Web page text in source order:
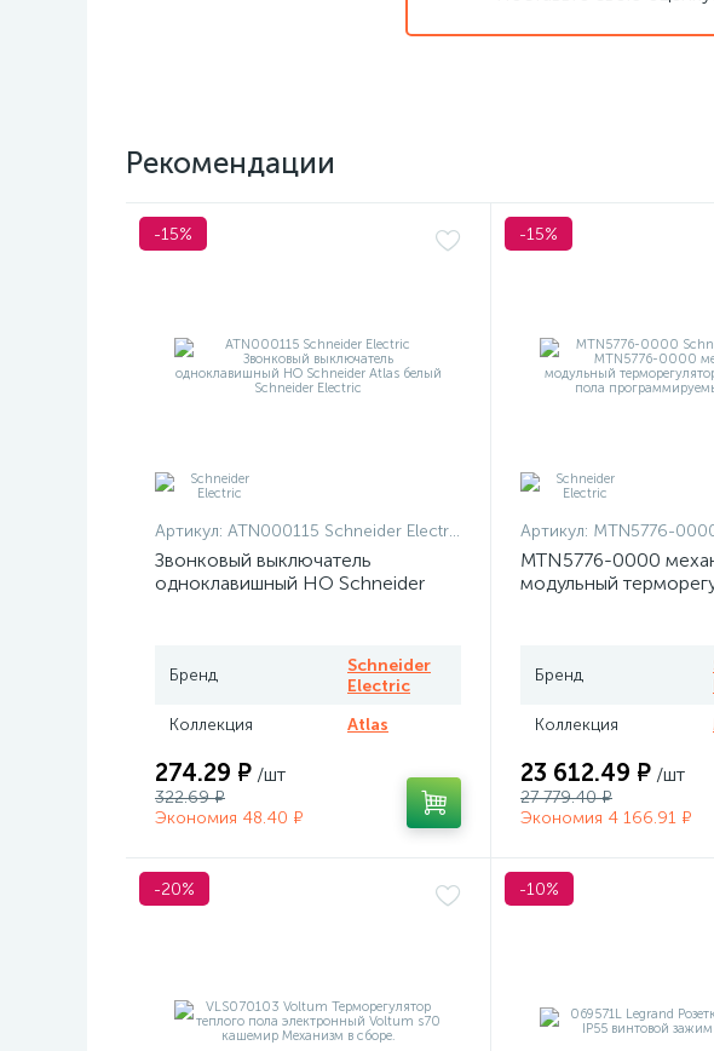
Рекомендации
-15%
Артикул: ATN000115 Schneider Electric
Звонковый выключатель
одноклавишный НО Schneider
Бренд
Schneider
Electric
Коллекция
Atlas
274.29 ₽ /шт
322.69 ₽
Экономия 48.40 ₽
-15%
Артикул: MTN5776-0000
MTN5776-0000
модульный
Бренд
Коллекция
23 612.49 ₽ /шт
27 779.40 ₽
Экономия 4 166.91 ₽
-20% -10%